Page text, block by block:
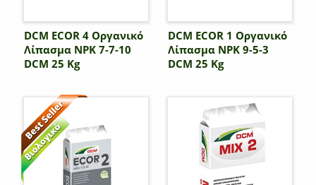
DCM ECOR 4 Οργανικό
Λίπασμα NPK 7-7-10
DCM 25 Kg
DCM ECOR 1 Οργανικό
Λίπασμα NPK 9-5-3
DCM 25 Kg